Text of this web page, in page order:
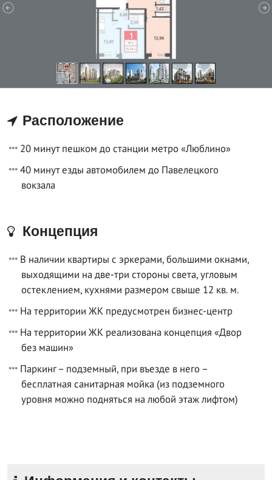
Расположение
20 минут пешком до станции метро «Люблино»
40 минут езды автомобилем до Павелецкого
вокзала
Концепция
В наличии квартиры с эркерами, большими окнами,
выходящими на две-три стороны света, угловым
остеклением, кухнями размером свыше 12 кв. м.
На территории ЖК предусмотрен бизнес-центр
На территории ЖК реализована концепция «Двор
без машин»
Паркинг – подземный, при въезде в него –
бесплатная санитарная мойка (из подземного
уровня можно подняться на любой этаж лифтом)